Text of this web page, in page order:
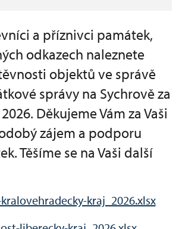
a příznivci památek,
odkazech naleznete
objektů ve správě
správy na Sychrově za
Děkujeme Vám za Vaši
zájem a podporu
Těšíme se na Vaši další
kraj_2026.xlsx